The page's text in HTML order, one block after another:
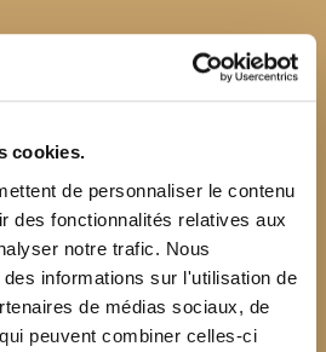
cookies.
de personnaliser le contenu
des fonctionnalités relatives aux
notre trafic. Nous
informations sur l'utilisation de
de médias sociaux, de
peuvent combiner celles-ci